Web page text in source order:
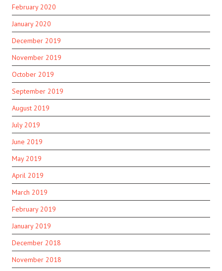
February 2020
January 2020
December 2019
November 2019
October 2019
September 2019
August 2019
July 2019
June 2019
May 2019
April 2019
March 2019
February 2019
January 2019
December 2018
November 2018